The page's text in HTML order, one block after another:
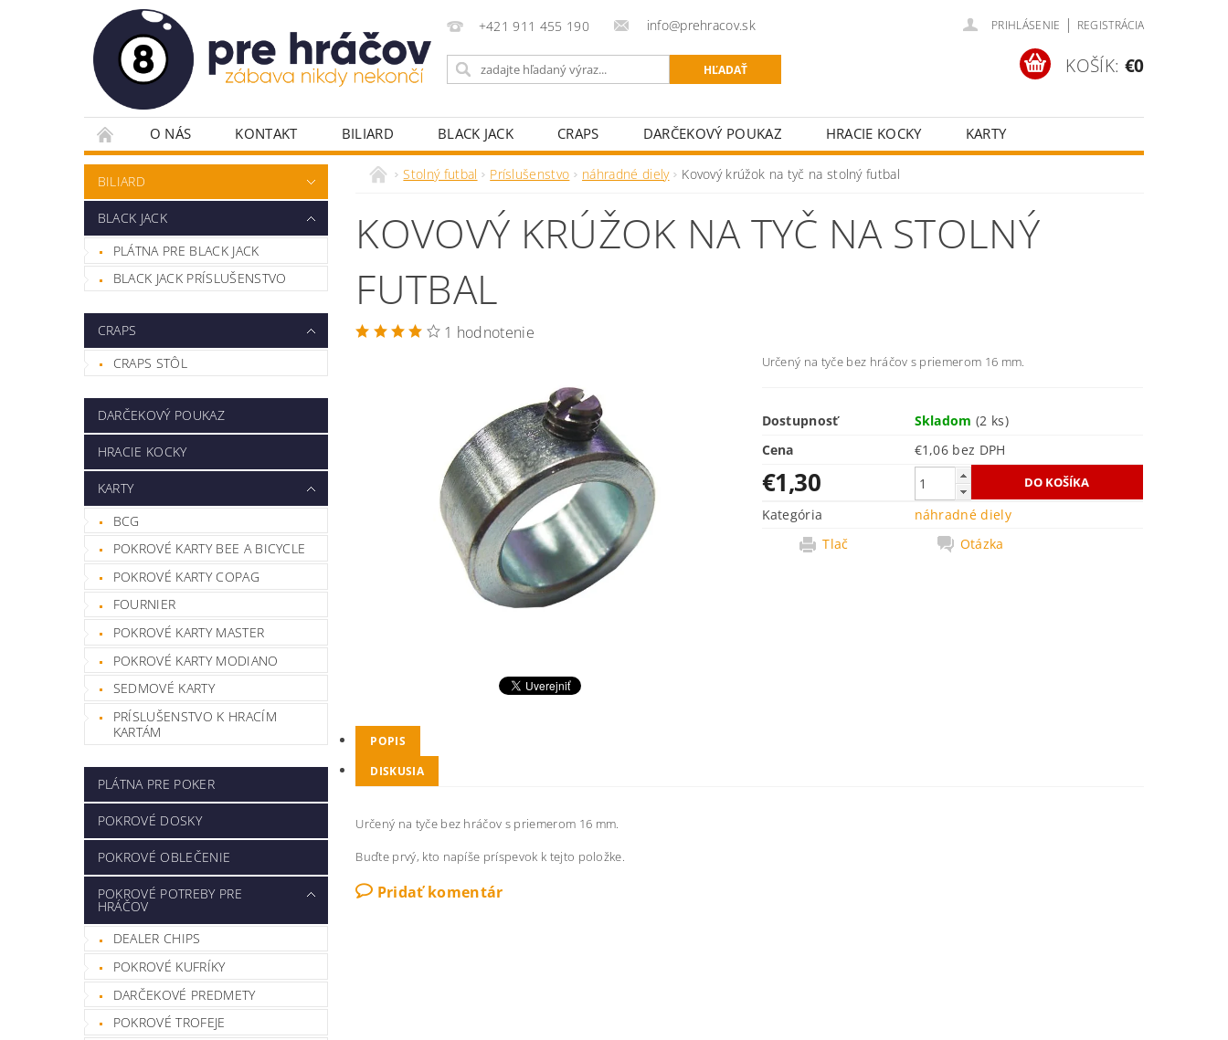
+421 911 455 190 info@prehracov.sk PRIHLÁSENIE | REGISTRÁCIA
KOŠÍK: €0
O NÁS KONTAKT BILIARD BLACK JACK CRAPS DARČEKOVÝ POUKAZ HRACIE KOCKY
KARTY
PLÁTNA PRE POKER
POKROVÉ DOSKY POKROVÉ OBLEČENIE POKROVÉ POTREBY PRE HRÁČOV
POKROVÉ SETY
POKROVÉ STOLY
RULETA
VYBAVENIE HERNÍ
ŽETÓNY
BILIARD
BLACK JACK
PLÁTNA PRE BLACK JACK
BLACK JACK PRÍSLUŠENSTVO
CRAPS
CRAPS STÔL
DARČEKOVÝ POUKAZ
HRACIE KOCKY
KARTY
BCG
POKROVÉ KARTY BEE A BICYCLE
POKROVÉ KARTY COPAG
FOURNIER
POKROVÉ KARTY MASTER
POKROVÉ KARTY MODIANO
SEDMOVÉ KARTY
PRÍSLUŠENSTVO K HRACÍM
KARTÁM
PLÁTNA PRE POKER
POKROVÉ DOSKY
POKROVÉ OBLEČENIE
POKROVÉ POTREBY PRE
HRÁČOV
DEALER CHIPS
POKROVÉ KUFRÍKY
DARČEKOVÉ PREDMETY
POKROVÉ TROFEJE
Stolný futbal Príslušenstvo náhradné diely Kovový krúžok na tyč na stolný futbal
KOVOVÝ KRÚŽOK NA TYČ NA STOLNÝ
FUTBAL
1 hodnotenie
Určený na tyče bez hráčov s priemerom 16 mm.
Dostupnosť Skladom(2 ks)
Cena
€1,06 bez DPH
€1,30
Kategória
náhradné diely
Tlač
Otázka
POPIS
DISKUSIA
Určený na tyče bez hráčov s priemerom 16 mm.
Buďte prvý, kto napíše príspevok k tejto položke.
Pridať komentár